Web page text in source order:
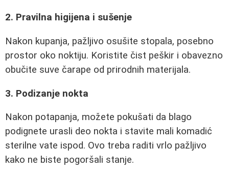
2. Pravilna higijena i sušenje
Nakon kupanja, pažljivo osušite stopala, posebno
prostor oko noktiju. Koristite čist peškir i obavezno
obučite suve čarape od prirodnih materijala.
3. Podizanje nokta
Nakon potapanja, možete pokušati da blago
podignete urasli deo nokta i stavite mali komadić
sterilne vate ispod. Ovo treba raditi vrlo pažljivo
kako ne biste pogoršali stanje.